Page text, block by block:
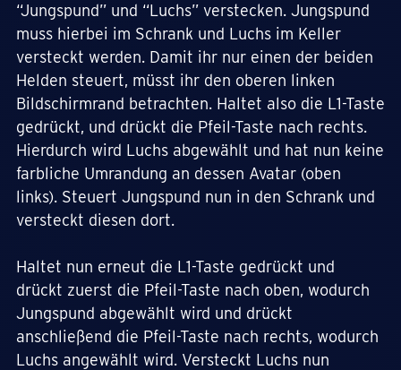
“Jungspund” und “Luchs” verstecken. Jungspund
muss hierbei im Schrank und Luchs im Keller
versteckt werden. Damit ihr nur einen der beiden
Helden steuert, müsst ihr den oberen linken
Bildschirmrand betrachten. Haltet also die L1-Taste
gedrückt, und drückt die Pfeil-Taste nach rechts.
Hierdurch wird Luchs abgewählt und hat nun keine
farbliche Umrandung an dessen Avatar (oben
links). Steuert Jungspund nun in den Schrank und
versteckt diesen dort.
Haltet nun erneut die L1-Taste gedrückt und
drückt zuerst die Pfeil-Taste nach oben, wodurch
Jungspund abgewählt wird und drückt
anschließend die Pfeil-Taste nach rechts, wodurch
Luchs angewählt wird. Versteckt Luchs nun